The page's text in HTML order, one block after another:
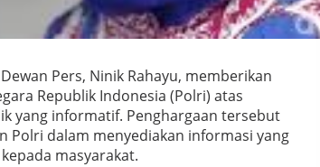
Pers, Ninik Rahayu, memberikan
Republik Indonesia (Polri) atas
yang informatif. Penghargaan tersebut
Polri dalam menyediakan informasi yang
masyarakat.